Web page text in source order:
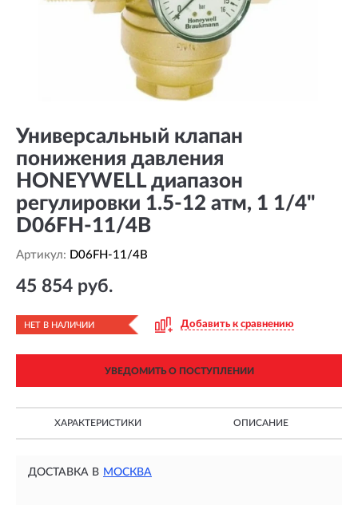
Универсальный клапан
понижения давления
HONEYWELL диапазон
регулировки 1.5-12 атм, 1 1/4"
D06FH-11/4B
Артикул: D06FH-11/4B
45 854 руб.
НЕТ В НАЛИЧИИ Добавить к сравнению
УВЕДОМИТЬ О ПОСТУПЛЕНИИ
ХАРАКТЕРИСТИКИ ОПИСАНИЕ
ДОСТАВКА В МОСКВА